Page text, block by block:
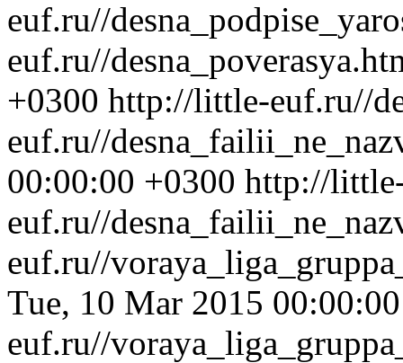
euf.ru//
euf.ru//
+0300 http://little-euf.ru//
euf.ru//
00:00:00 +0300 http://
euf.ru//
euf.ru//
Tue, 10 Mar 2015
euf.ru//